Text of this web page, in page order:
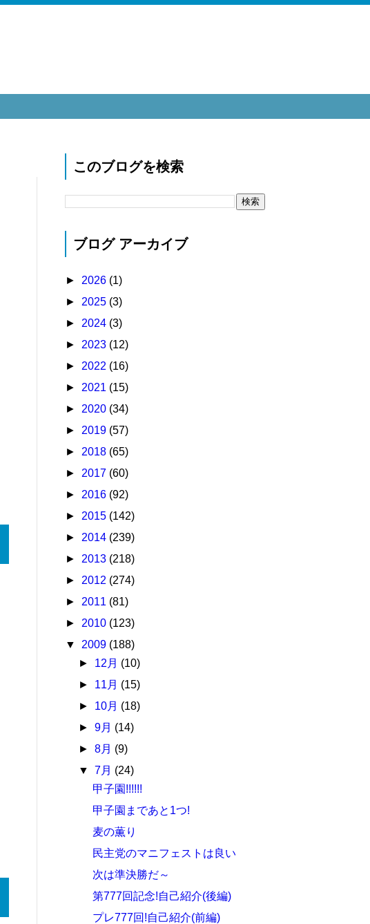
このブログを検索
ブログ アーカイブ
► 2026 (1)
► 2025 (3)
► 2024 (3)
► 2023 (12)
► 2022 (16)
► 2021 (15)
► 2020 (34)
► 2019 (57)
► 2018 (65)
► 2017 (60)
► 2016 (92)
► 2015 (142)
► 2014 (239)
► 2013 (218)
► 2012 (274)
► 2011 (81)
► 2010 (123)
▼ 2009 (188)
► 12月 (10)
► 11月 (15)
► 10月 (18)
►9月 (14)
►8月 (9)
▼7月 (24)
甲子園!!!!!!
甲子園まであと1つ!
麦の薫り
民主党のマニフェストは良い
次は準決勝だ～
第777回記念!自己紹介(後編)
プレ777回!自己紹介(前編)